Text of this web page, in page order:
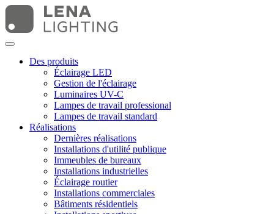
Des produits
Éclairage LED
Gestion de l'éclairage
Luminaires UV-C
Lampes de travail professional
Lampes de travail standard
Réalisations
Dernières réalisations
Installations d'utilité publique
Immeubles de bureaux
Installations industrielles
Éclairage routier
Installations commerciales
Bâtiments résidentiels